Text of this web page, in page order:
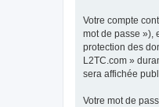
Votre compte
mot de passe »),
protection des
L2TC.com »
sera affichée
Votre mot de